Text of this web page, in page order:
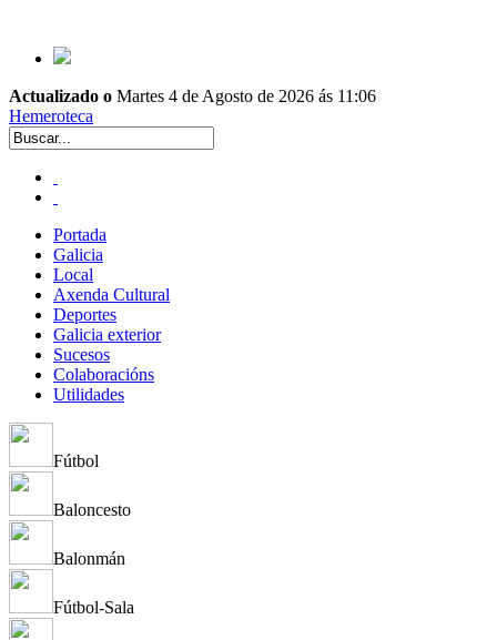
Actualizado o Martes 4 de Agosto de 2026 ás 11:06
Hemeroteca
Portada
Galicia
Local
Axenda Cultural
Deportes
Galicia exterior
Sucesos
Colaboracións
Utilidades
Fútbol
Baloncesto
Balonmán
Fútbol-Sala